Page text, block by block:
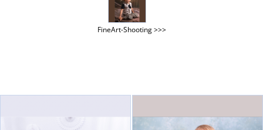
FineArt-Shooting >>>